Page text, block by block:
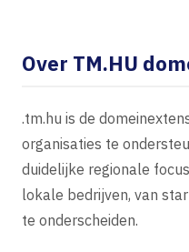
Over TM.HU
.tm.hu is de
organisaties te
duidelijke regionale
lokale bedrijven, van
te onderscheiden.